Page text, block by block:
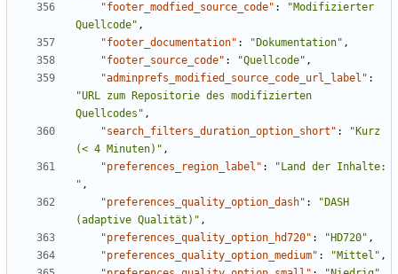
"footer_modfied_source_code" :
"Modifizierter
Quellcode" ,
"footer_documentation" : "Dokumentation" ,
"footer_source_code" : "Quellcode" ,
"adminprefs_modified_source_code_url_label" :
"URL zum Repositorie des modifizierten
Quellcodes" ,
"search_filters_duration_option_short" :
"Kurz
(< 4 Minuten)" ,
"preferences_region_label" :
"Land der Inhalte:
" ,
"preferences_quality_option_dash" :
"DASH
(adaptive Qualität)" ,
"preferences_quality_option_hd720" : "HD720" ,
"preferences_quality_option_medium" : "Mittel" ,